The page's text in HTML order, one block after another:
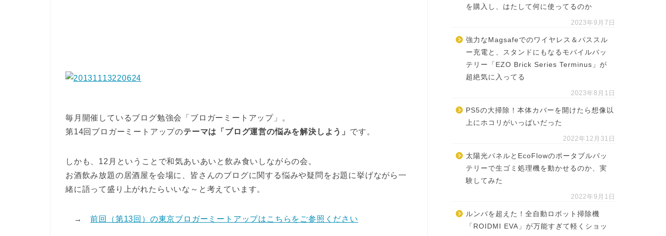
毎月開催しているブログ勉強会「ブロガーミートアップ」。
第14回ブロガーミートアップのテーマは「ブログ運営の悩みを解決しよう」 です。
しかも、12月ということで和気あいあいと飲み食いしながらの会。
お酒飲み放題の居酒屋を会場に、皆さんのブログに関する悩みや疑問をお題に挙げながら一
緒に語って盛り上がれたらいいな～と考えています。
→前回（第13回）の東京ブロガーミートアップはこちらをご参照ください
を購入し、はたして何に使ってるのか
2023年9月7日
強力なMagsafeでのワイヤレス＆パススル
ー充電と、スタンドにもなるモバイルバッ
テリー「EZO Brick Series Terminus」が
超絶気に入ってる
2023年8月1日
PS5の大掃除！本体カバーを開けたら想像以
上にホコリがいっぱいだった
2022年12月31日
太陽光パネルとEcoFlowのポータブルバッ
テリーで生ゴミ処理機を動かせるのか、実
験してみた
2022年9月1日
ルンバを超えた！全自動ロボット掃除機
「ROIDMI EVA」が万能すぎて軽くショッ